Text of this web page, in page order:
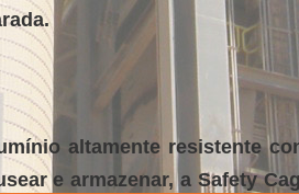
altamente resistente
e armazenar, a Safety